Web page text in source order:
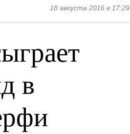
18 августа 2016 в 17:29
в